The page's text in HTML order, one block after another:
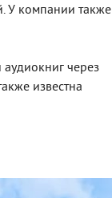
У компании также
через
известна